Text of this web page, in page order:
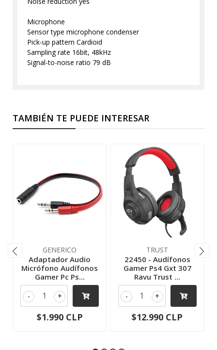
Microphone
Sensor type microphone condenser
Pick-up pattern Cardioid
Sampling rate 16bit, 48kHz
Signal-to-noise ratio 79 dB
TAMBIÉN TE PUEDE INTERESAR
GENERICO
Adaptador Audio
Micrófono Audífonos
Gamer Pc Ps...
+
-
$1.990 CLP
TRUST
22450 - Audífonos
Gamer Ps4 Gxt 307
Ravu Trust ...
+
-
$12.990 CLP